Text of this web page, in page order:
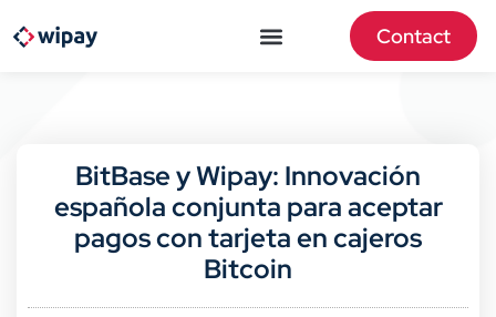
Contact
BitBase y Wipay: Innovación
española conjunta para aceptar
pagos con tarjeta en cajeros
Bitcoin